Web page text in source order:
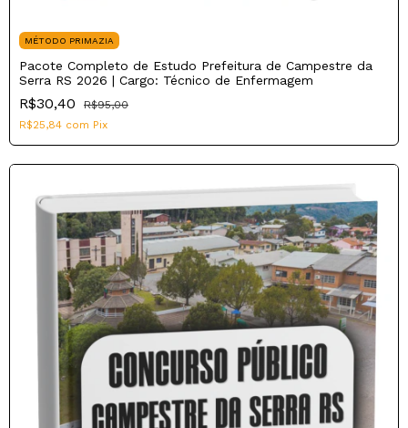
MÉTODO PRIMAZIA
Pacote Completo de Estudo Prefeitura de Campestre da
Serra RS 2026 | Cargo: Técnico de Enfermagem
R$30,40
R$95,00
R$25,84 com Pix